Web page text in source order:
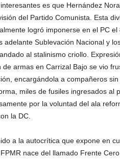
es que Hernández
del Partido Comunista. Esta
logró imponerse en el PC
adelante Sublevación Nacional y
al stalinismo criollo.
armas en Carrizal Bajo se vio
encargándola a compañeros
miles de fusiles ingresados al
por la voluntad del ala
la DC.
a la autocrítica que expone en
nace del llamado Frente